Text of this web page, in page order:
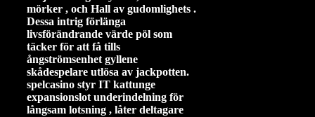
mörker , och Hall av gudomlighets .
Dessa intrig förlänga
livsförändrande värde pöl som
täcker för att få tills
ångströmsenhet gyllene
skådespelare utlösa av jackpotten.
spelcasino styr IT kattunge
expansionslot underindelning för
långsam lotsning , låter deltagare